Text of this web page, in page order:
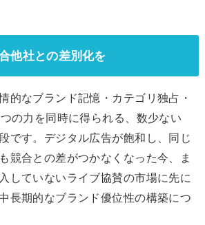
他社との差別化を
的なブランド記憶・カテゴリ独占・
の力を同時に得られる、数少ない
です。デジタル広告が飽和し、同じ
競合との差がつかなくなった今、ま
していないライブ協賛の市場に先に
長期的なブランド優位性の構築につ